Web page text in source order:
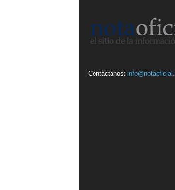
Contáctanos: